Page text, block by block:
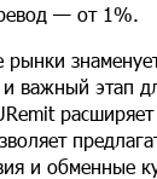
— от 1%.
важный этап
и обменные